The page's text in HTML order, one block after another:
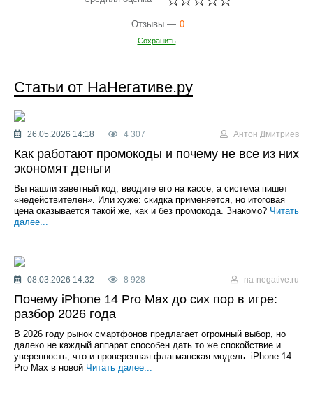
Отзывы — 0
Сохранить
Статьи от НаНегативе.ру
26.05.2026 14:18 4 307 Антон Дмитриев
Как работают промокоды и почему не все из них
экономят деньги
Вы нашли заветный код, вводите его на кассе, а система пишет
«недействителен». Или хуже: скидка применяется, но итоговая
цена оказывается такой же, как и без промокода. Знакомо? Читать
далее...
08.03.2026 14:32 8 928 na-negative.ru
Почему iPhone 14 Pro Max до сих пор в игре:
разбор 2026 года
В 2026 году рынок смартфонов предлагает огромный выбор, но
далеко не каждый аппарат способен дать то же спокойствие и
уверенность, что и проверенная флагманская модель. iPhone 14
Pro Max в новой Читать далее...